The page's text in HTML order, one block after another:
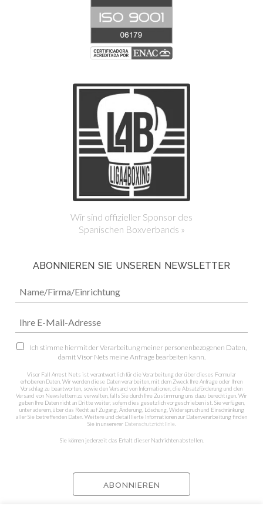
Wir sind offizieller Sponsor des
Spanischen Boxverbands »
ABONNIEREN SIE UNSEREN NEWSLETTER
Ich stimme hiermit der Verarbeitung meiner personenbezogenen Daten,
damit Visor Nets meine Anfrage bearbeiten kann.
Visor Fall Arrest Nets ist verantwortlich für die Verarbeitung der über dieses Formular
erhobenen Daten. Wir werden diese Daten verarbeiten, mit dem Zweck Ihre Anfrage oder Ihren
Vorschlag zu beantworten, sowie den Versand von Informationen, die Absatzförderung und den
Versand von Newslettern zu verwalten, falls Sie durch Ihre Zustimmung uns dazu berechtigen. Wir
geben Ihre Daten nicht an Dritte weiter, sofern dies gesetzlich vorgeschrieben ist. Sie verfügen,
unter aderem, über das Recht auf Zugang, Änderung, Löschung, Widerspruch und Einschränkung
aller Sie betreffenden Daten. Weitere und detaillierte Informationen zur Datenverarbeitung finden
Sie in unsererer Datenschutzrichtlinie
Sie können jederzeit das Erhalt dieser Nachrichten abstellen.